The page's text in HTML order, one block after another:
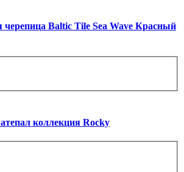
черепица Baltic Tile Sea Wave Красный
коллекция Rocky